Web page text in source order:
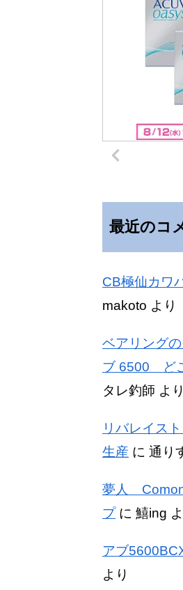
最近のコ
CB極仙カワ
makoto より
ベアリング
ブ 6500 ど
タレ釣師 より
リバレイス
生産 に 通り
夢人
プに 鱚ing
アブ
より